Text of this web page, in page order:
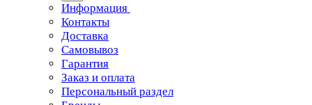
Информация
Контакты
Доставка
Самовывоз
Гарантия
Заказ и оплата
Персональный раздел